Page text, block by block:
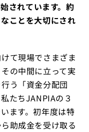
されています。約
ことを大切にされ
て現場でさまざま
の中間に立って実
う「資金分配団
たちJANPIAの３
ます。初年度は特
助成金を受け取る